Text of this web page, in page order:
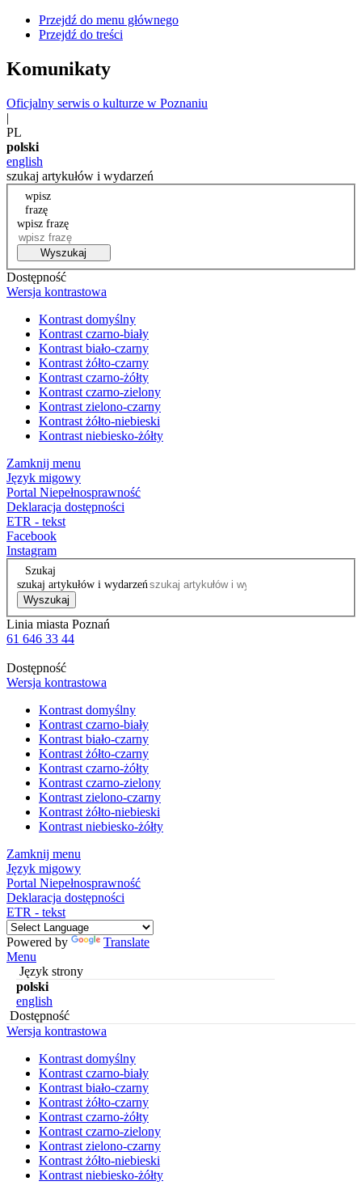
Przejdź do menu głównego
Przejdź do treści
Komunikaty
Oficjalny serwis o kulturze w Poznaniu
|
PL
polski
english
szukaj artykułów i wydarzeń
wpisz
frazę
wpisz frazę
Wyszukaj
Dostępność
Wersja kontrastowa
Kontrast domyślny
Kontrast czarno-biały
Kontrast biało-czarny
Kontrast żółto-czarny
Kontrast czarno-żółty
Kontrast czarno-zielony
Kontrast zielono-czarny
Kontrast żółto-niebieski
Kontrast niebiesko-żółty
Zamknij menu
Język migowy
Portal Niepełnosprawność
Deklaracja dostępności
ETR - tekst
Facebook
Instagram
Szukaj
szukaj artykułów i wydarzeń
Wyszukaj
Linia miasta Poznań
61 646 33 44
Dostępność
Wersja kontrastowa
Kontrast domyślny
Kontrast czarno-biały
Kontrast biało-czarny
Kontrast żółto-czarny
Kontrast czarno-żółty
Kontrast czarno-zielony
Kontrast zielono-czarny
Kontrast żółto-niebieski
Kontrast niebiesko-żółty
Zamknij menu
Język migowy
Portal Niepełnosprawność
Deklaracja dostępności
ETR - tekst
Powered by
Translate
Menu
Język strony
polski
english
Dostępność
Wersja kontrastowa
Kontrast domyślny
Kontrast czarno-biały
Kontrast biało-czarny
Kontrast żółto-czarny
Kontrast czarno-żółty
Kontrast czarno-zielony
Kontrast zielono-czarny
Kontrast żółto-niebieski
Kontrast niebiesko-żółty